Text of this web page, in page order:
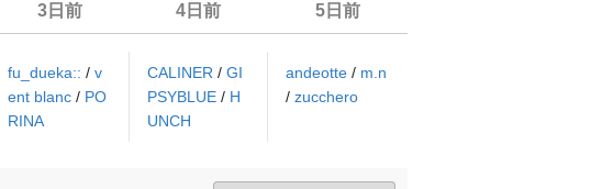
3日前
fu_dueka:: / v
ent blanc / PO
RINA
4日前
CALINER / GI
PSYBLUE / H
UNCH
5日前
andeotte/ m.n
/zucchero